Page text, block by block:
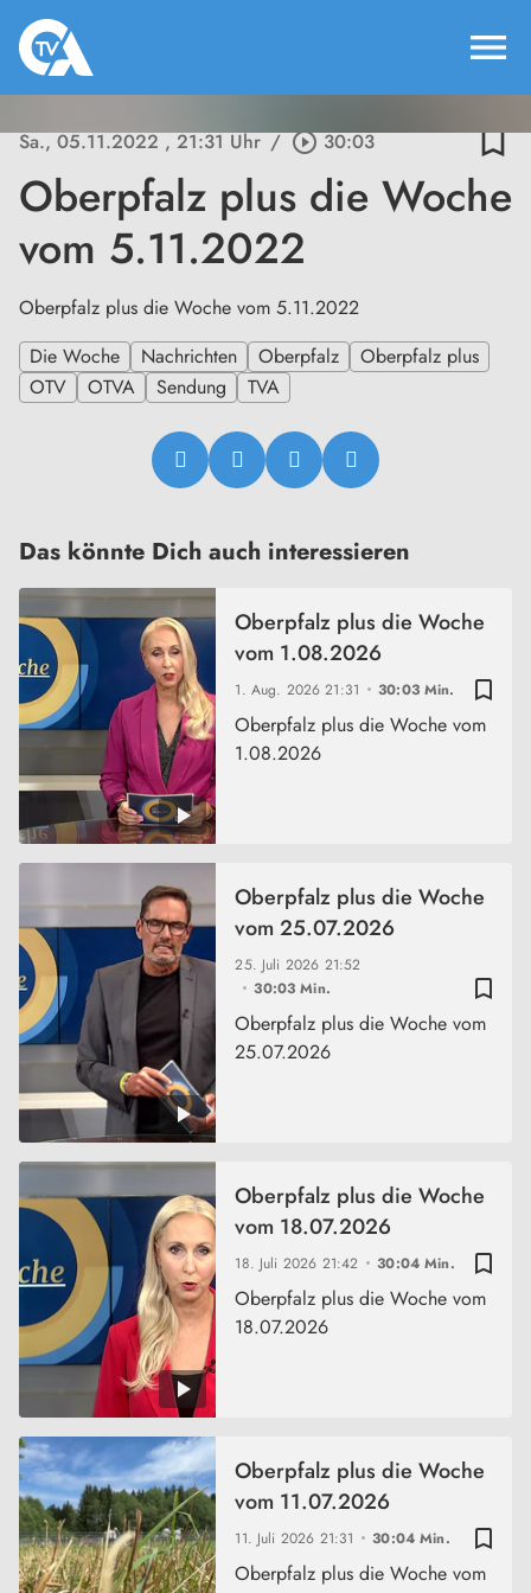
menu
Sa., 05.11.2022, 21:31 Uhr / play_circle_outline30:03 bookmark_border
Oberpfalz plus die Woche
vom 5.11.2022
Oberpfalz plus die Woche vom 5.11.2022
Die Woche
Nachrichten Oberpfalz
Oberpfalz plus
OTV
OTVA Sendung TVA
Das könnte Dich auch interessieren
bookmark_border
1. Aug. 202621:31 30:03 Min.
Oberpfalz plus die Woche
vom 1.08.2026
Oberpfalz plus die Woche vom
1.08.2026
bookmark_border
25. Juli 2026 21:52
30:03 Min.
Oberpfalz plus die Woche
vom 25.07.2026
Oberpfalz plus die Woche vom
25.07.2026
bookmark_border
18. Juli 2026 21:42 30:04 Min.
Oberpfalz plus die Woche
vom 18.07.2026
Oberpfalz plus die Woche vom
18.07.2026
bookmark_border
11. Juli 2026 21:31 30:04 Min.
Oberpfalz plus die Woche
vom 11.07.2026
Oberpfalz plus die Woche vom